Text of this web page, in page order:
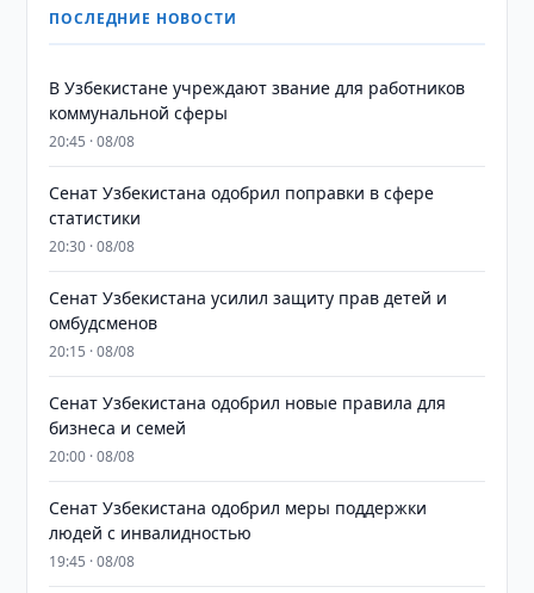
ПОСЛЕДНИЕ НОВОСТИ
В Узбекистане учреждают звание для работников
коммунальной сферы
20:45 · 08/08
Сенат Узбекистана одобрил поправки в сфере
статистики
20:30 · 08/08
Сенат Узбекистана усилил защиту прав детей и
омбудсменов
20:15 · 08/08
Сенат Узбекистана одобрил новые правила для
бизнеса и семей
20:00 · 08/08
Сенат Узбекистана одобрил меры поддержки
людей с инвалидностью
19:45 · 08/08